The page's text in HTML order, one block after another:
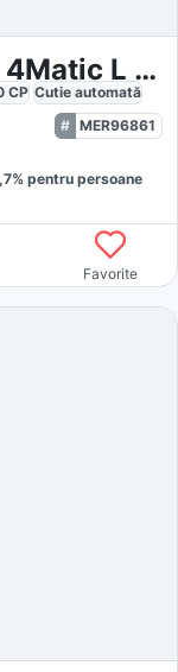
Mercedes-Benz S 400 d 4Matic L AMG Line *Pano *Headup *Sitzkli
CP Cutie automată
MER96861
% pentru persoane
Favorite